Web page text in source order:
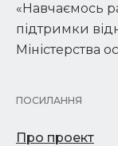
«Навчаємось
підтримки
Міністерства
ПОСИЛАННЯ
Про проект